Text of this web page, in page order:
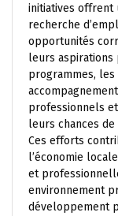
initiatives offrent
recherche
opportunités
leurs aspirations
programmes, les
professionnels
leurs chances
Ces efforts
l’économie
et
environnement
développement